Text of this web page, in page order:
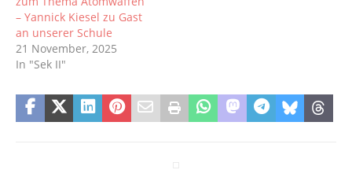
– Yannick Kiesel zu Gast
an unserer Schule
21 November, 2025
In "Sek II"